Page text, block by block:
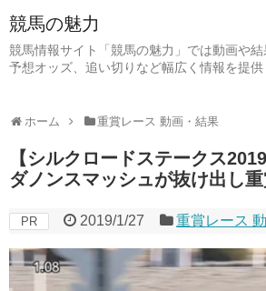
競馬の魅力
競馬情報サイト「競馬の魅力」では動画や結
予想オッズ、追い切りなど幅広く情報を提供
ホーム 重賞レース 動画・結果
【シルクロードステークス
ダノンスマッシュが抜け出し
PR 2019/1/27 重賞レース